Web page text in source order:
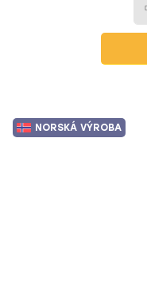
NORSKÁ VÝROBA